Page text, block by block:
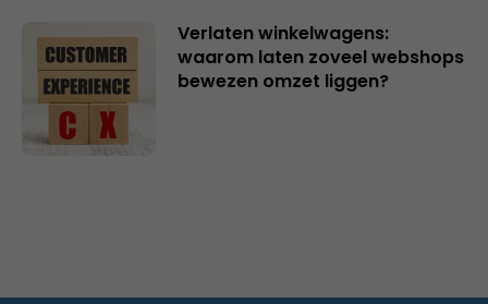
Verlaten winkelwagens:
waarom laten zoveel webshops
bewezen omzet liggen?